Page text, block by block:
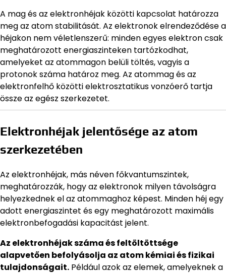
A mag és az elektronhéjak közötti kapcsolat határozza
meg az atom stabilitását. Az elektronok elrendeződése a
héjakon nem véletlenszerű: minden egyes elektron csak
meghatározott energiaszinteken tartózkodhat,
amelyeket az atommagon belüli töltés, vagyis a
protonok száma határoz meg. Az atommag és az
elektronfelhő közötti elektrosztatikus vonzóerő tartja
össze az egész szerkezetet.
Elektronhéjak jelentősége az atom
szerkezetében
Az elektronhéjak, más néven főkvantumszintek,
meghatározzák, hogy az elektronok milyen távolságra
helyezkednek el az atommaghoz képest. Minden héj egy
adott energiaszintet és egy meghatározott maximális
elektronbefogadási kapacitást jelent.
Az elektronhéjak száma és feltöltöttsége
alapvetően befolyásolja az atom kémiai és fizikai
tulajdonságait. Például azok az elemek, amelyeknek a